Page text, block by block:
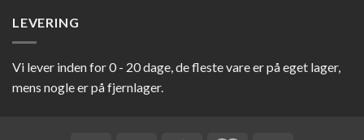
LEVERING
Vi lever inden for 0 - 20 dage, de fleste vare er på eget lager,
mens nogle er på fjernlager.